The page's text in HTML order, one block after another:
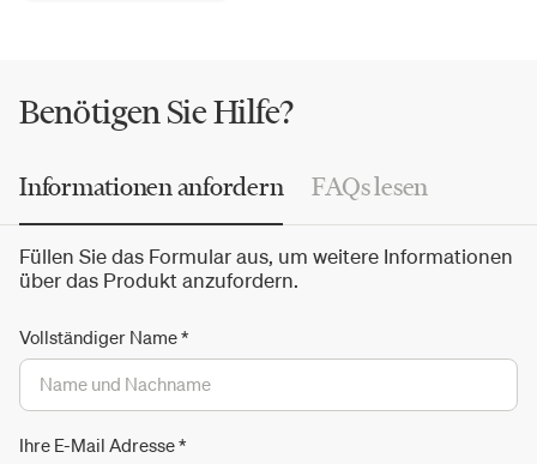
Benötigen Sie Hilfe?
Informationen anfordern FAQs lesen
Füllen Sie das Formular aus, um weitere Informationen
über das Produkt anzufordern.
Vollständiger Name*
Ihre E-Mail Adresse*